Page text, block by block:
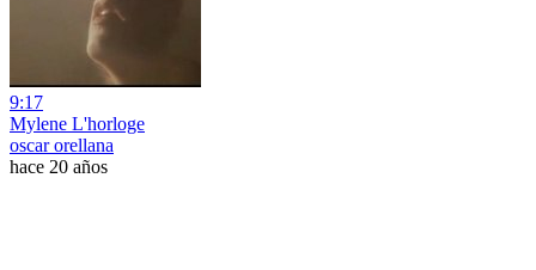
9:17
Mylene L'horloge
oscar orellana
hace 20 años